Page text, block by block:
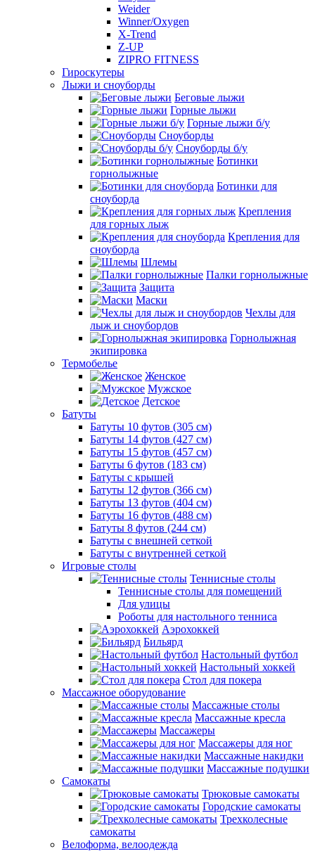
Weider
Winner/Oxygen
X-Trend
Z-UP
ZIPRO FITNESS
Гироскутеры
Лыжи и сноуборды
Беговые лыжи
Горные лыжи
Горные лыжи б/у
Сноуборды
Сноуборды б/у
Ботинки
горнолыжные
Ботинки для
сноуборда
Крепления
для горных лыж
Крепления для
сноуборда
Шлемы
Палки горнолыжные
Защита
Маски
Чехлы для
лыж и сноубордов
Горнолыжная
экипировка
Термобелье
Женское
Мужское
Детское
Батуты
Батуты 10 футов (305 см)
Батуты 14 футов (427 см)
Батуты 15 футов (457 см)
Батуты 6 футов (183 см)
Батуты с крышей
Батуты 12 футов (366 см)
Батуты 13 футов (404 см)
Батуты 16 футов (488 см)
Батуты 8 футов (244 см)
Батуты с внешней сеткой
Батуты с внутренней сеткой
Игровые столы
Теннисные столы
Теннисные столы для помещений
Для улицы
Роботы для настольного тенниса
Аэрохоккей
Бильярд
Настольный футбол
Настольный хоккей
Стол для покера
Массажное оборудование
Массажные столы
Массажные кресла
Массажеры
Массажеры для ног
Массажные накидки
Массажные подушки
Самокаты
Трюковые самокаты
Городские самокаты
Трехколесные
самокаты
Велоформа, велоодежда